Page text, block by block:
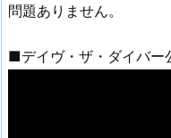
問題ありません。
■デイヴ・ザ・ダイバー